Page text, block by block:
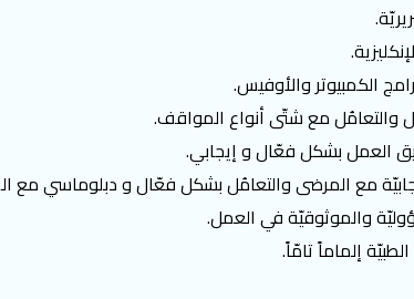
الكمبيوتر والأوفيس.
مع شتّى أنواع المواقف.
العمل بشكل فعّال و إيجابي.
مع المرضى والتعامُل بشكل فعّال و دبلوماسي مع
والموثوقيّة في العمل.
إلماماً تامّاً.